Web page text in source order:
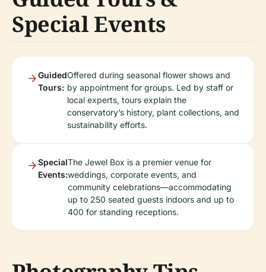
Special Events
Guided
Tours:
Offered during seasonal flower shows and
by appointment for groups. Led by staff or
local experts, tours explain the
conservatory’s history, plant collections, and
sustainability efforts.
Special
Events:
The Jewel Box is a premier venue for
weddings, corporate events, and
community celebrations—accommodating
up to 250 seated guests indoors and up to
400 for standing receptions.